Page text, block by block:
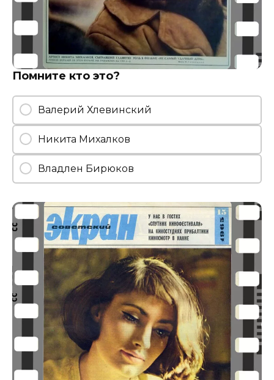
Помните кто это?
Валерий Хлевинский
Никита Михалков
Владлен Бирюков